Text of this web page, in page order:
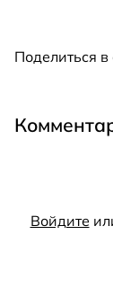
Поделиться в
Войдите